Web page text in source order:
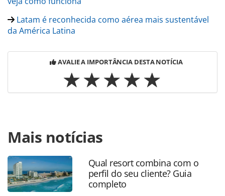
Latam é reconhecida como aérea mais sustentável
da América Latina
AVALIE A IMPORTÂNCIA DESTA NOTÍCIA
https://www.panrotas.com.br/aviacao/empresas/2024/02/
permite-gol-intimar-latam-sobre-conduta-no-
mercado_203100.html ou as ferramentas oferecidas na
página. Todo o conteúdo produzido pela PANROTAS
Editora é protegido pela legislação brasileira sobre direito
autoral. Não reproduza o conteúdo sem autorização da
Mais notícias
Qual resort combina com o
perfil do seu cliente? Guia
completo